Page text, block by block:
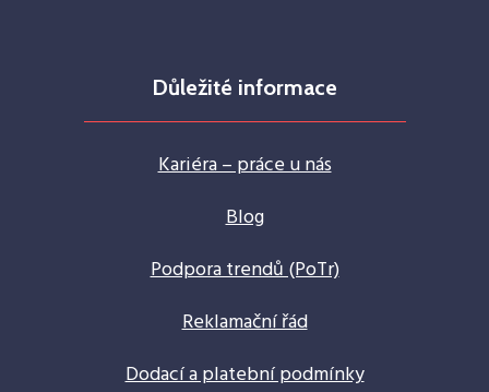
Důležité informace
Kariéra – práce u nás
Blog
Podpora trendů (PoTr)
Reklamační řád
Dodací a platební podmínky